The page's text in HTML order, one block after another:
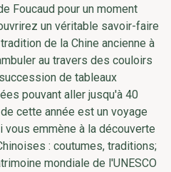
Foucaud pour un moment
un véritable savoir-faire
de la Chine ancienne à
au travers des couloirs
de tableaux
pouvant aller jusqu'à 40
cette année est un voyage
emmène à la découverte
: coutumes, traditions;
mondiale de l'UNESCO